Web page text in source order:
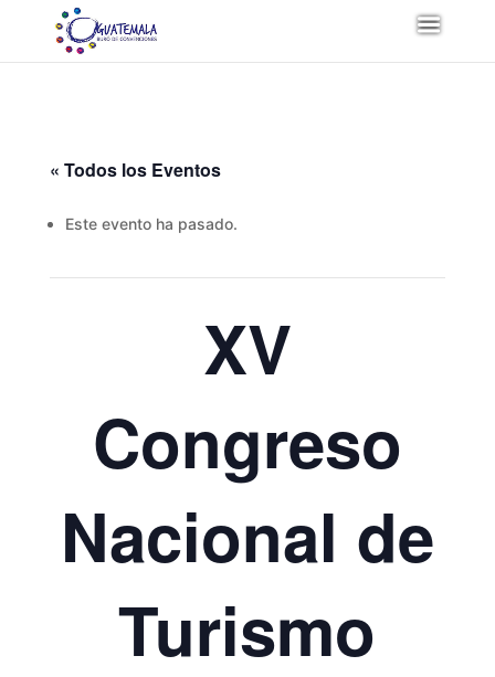
« Todos los Eventos
Este evento ha pasado.
XV
Congreso
Nacional de
Turismo